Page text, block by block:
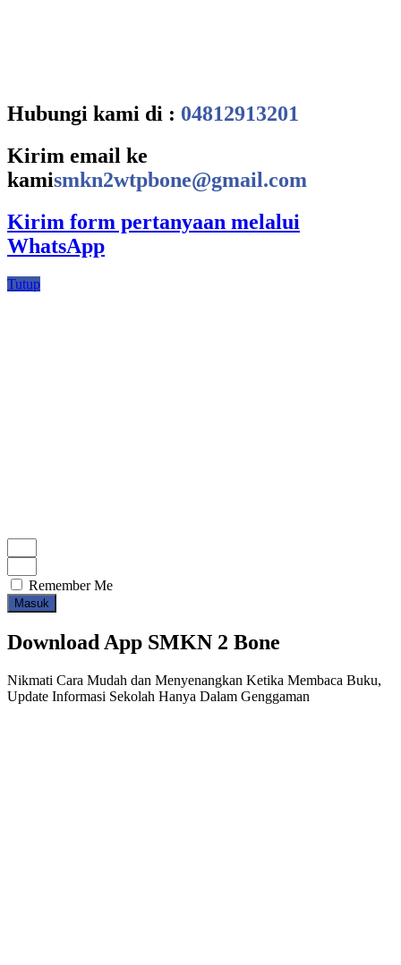
Hubungi kami di : 04812913201
Kirim email ke
kamismkn2wtpbone@gmail.com
Kirim form pertanyaan melalui
WhatsApp
Tutup
Remember Me
Masuk
Download App SMKN 2 Bone
Nikmati Cara Mudah dan Menyenangkan Ketika Membaca Buku,
Update Informasi Sekolah Hanya Dalam Genggaman